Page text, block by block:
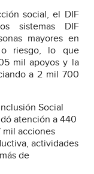
social, el DIF
sistemas DIF
mayores en
o riesgo, lo que
mil apoyos y la
a 2 mil 700
Social
atención a 440
mil acciones
actividades
de